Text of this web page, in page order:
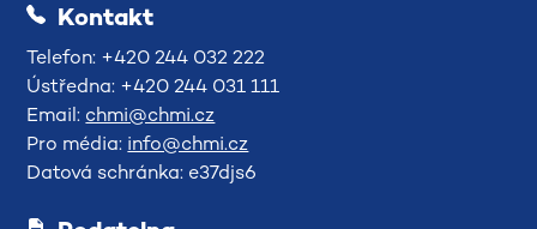
Kontakt
Telefon: +420 244 032 222
Ústředna: +420 244 031 111
Email: chmi@chmi.cz
Pro média: info@chmi.cz
Datová schránka: e37djs6